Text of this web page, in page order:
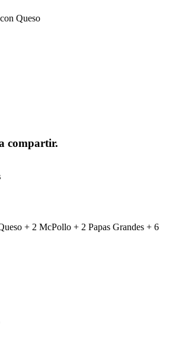
Queso
compartir.
+ 2 McPollo + 2 Papas Grandes + 6